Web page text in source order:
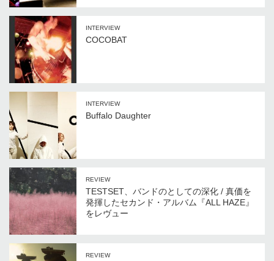
INTERVIEW
COCOBAT
INTERVIEW
Buffalo Daughter
REVIEW
TESTSET、バンドのとしての深化 / 真価を
発揮したセカンド・アルバム『ALL HAZE』
をレヴュー
REVIEW